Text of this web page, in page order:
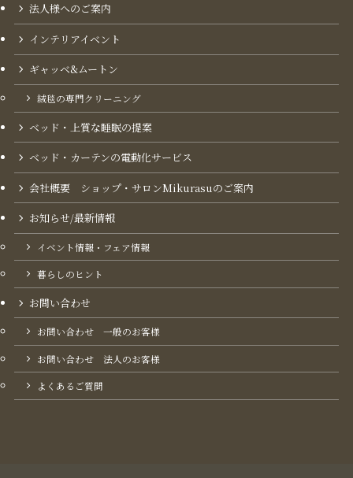
法人様へのご案内
インテリアイベント
ギャッベ&ムートン
絨毯の専門クリーニング
ベッド・上質な睡眠の提案
ベッド・カーテンの電動化サービス
会社概要 ショップ・サロンMikurasuのご案内​
お知らせ/最新情報
イベント情報・フェア情報
暮らしのヒント
お問い合わせ
お問い合わせ 一般のお客様
お問い合わせ 法人のお客様
よくあるご質問